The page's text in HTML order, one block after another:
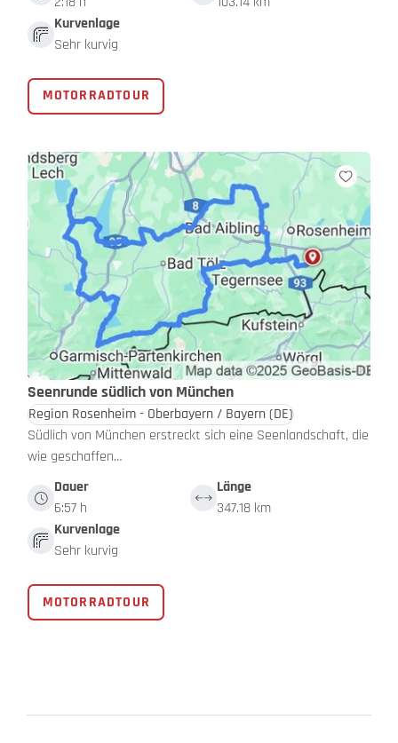
Kurvenlage
Sehr kurvig
MOTORRADTOUR
Seenrunde südlich von München
Region Rosenheim - Oberbayern / Bayern(DE)
Südlich von München erstreckt sich eine Seenlandschaft, die
wie geschaffen…
Dauer
6:57 h
Länge
347.18 km
Kurvenlage
Sehr kurvig
MOTORRADTOUR